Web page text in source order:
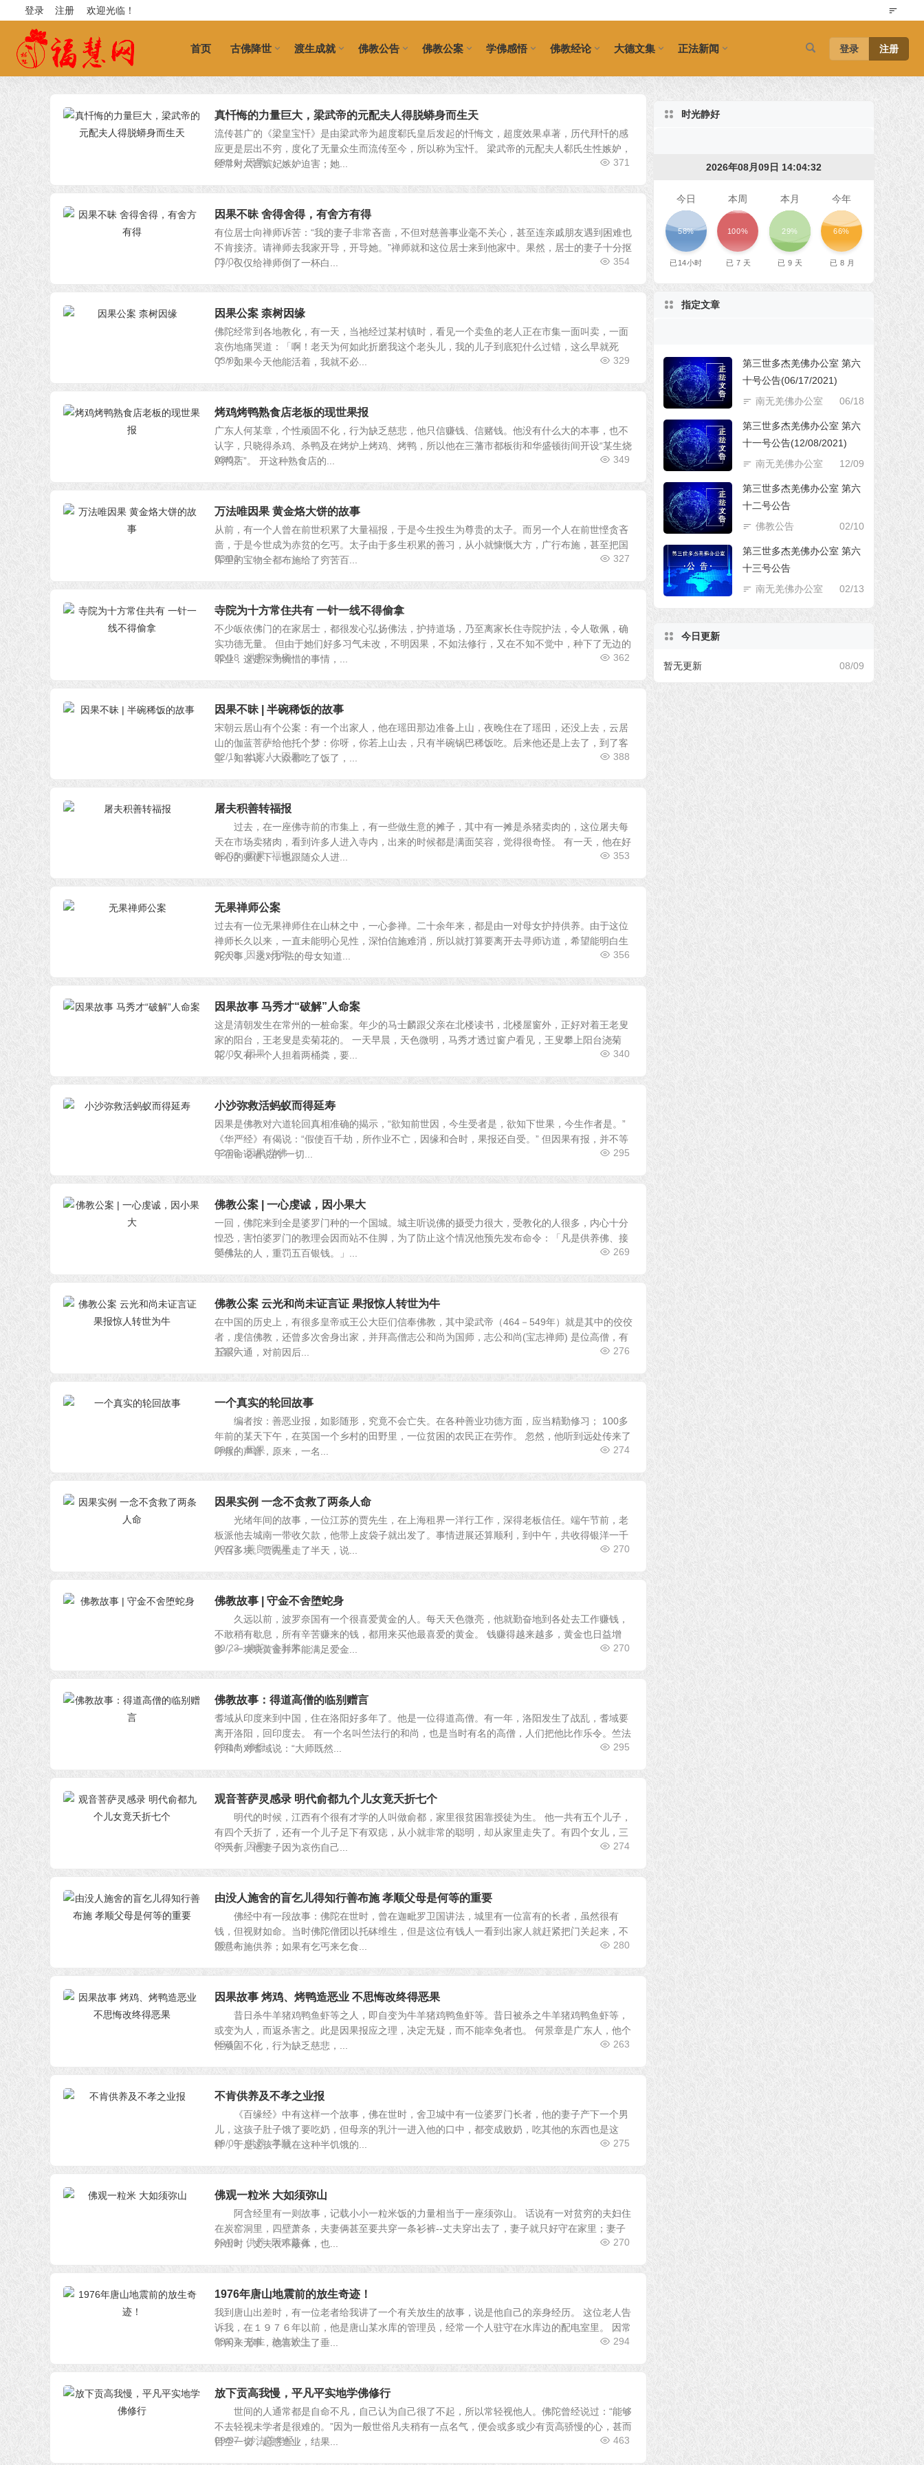
欢迎光临！
登录 注册
首页 古佛降世 渡生成就 佛教公告 佛教公案 学佛感悟 佛教经论 大德文集 正法新闻 登录 注册
真忏悔的力量巨大，梁武帝的元配夫人得脱蟒身而生天
流传甚广的《梁皇宝忏》是由梁武帝为超度郗氏皇后发起的忏悔文，超度效果卓著，历代拜忏的感
应更是层出不穷，度化了无量众生而流传至今，所以称为宝忏。 梁武帝的元配夫人郗氏生性嫉妒，
经常对六宫嫔妃嫉妒迫害；她...
08/16 371
因果
因果不昧 舍得舍得，有舍方有得
有位居士向禅师诉苦：“我的妻子非常吝啬，不但对慈善事业毫不关心，甚至连亲戚朋友遇到困难也
不肯接济。请禅师去我家开导，开导她。”禅师就和这位居士来到他家中。果然，居士的妻子十分抠
门，仅仅给禅师倒了一杯白...
03/03 354
因果公案 柰树因缘
佛陀经常到各地教化，有一天，当祂经过某村镇时，看见一个卖鱼的老人正在市集一面叫卖，一面
哀伤地痛哭道：「啊！老天为何如此折磨我这个老头儿，我的儿子到底犯什么过错，这么早就死
了？如果今天他能活着，我就不必...
03/03 329
烤鸡烤鸭熟食店老板的现世果报
广东人何某章，个性顽固不化，行为缺乏慈悲，他只信赚钱、信赌钱。他没有什么大的本事，也不
认字，只晓得杀鸡、杀鸭及在烤炉上烤鸡、烤鸭，所以他在三藩市都板街和华盛顿街间开设“某生烧
鸡鸭店”。 开这种熟食店的...
03/03 349
万法唯因果 黄金烙大饼的故事
从前，有一个人曾在前世积累了大量福报，于是今生投生为尊贵的太子。而另一个人在前世悭贪吝
啬，于是今世成为赤贫的乞丐。太子由于多生积累的善习，从小就慷慨大方，广行布施，甚至把国
库里的宝物全都布施给了穷苦百...
03/02 327
寺院为十方常住共有 一针一线不得偷拿
不少皈依佛门的在家居士，都很发心弘扬佛法，护持道场，乃至离家长住寺院护法，令人敬佩，确
实功德无量。 但由于她们好多习气未改，不明因果，不如法修行，又在不知不觉中，种下了无边的
罪业，这是深为惋惜的事情，...
02/18 362
供养 寺庙
因果不昧 | 半碗稀饭的故事
宋朝云居山有个公案：有一个出家人，他在瑶田那边准备上山，夜晚住在了瑶田，还没上去，云居
山的伽蓝菩萨给他托个梦：你呀，你若上山去，只有半碗锅巴稀饭吃。后来他还是上去了，到了客
堂，知客说：大众都吃了饭了，...
02/13 388
出家人 因果
屠夫积善转福报
过去，在一座佛寺前的市集上，有一些做生意的摊子，其中有一摊是杀猪卖肉的，这位屠夫每
天在市场卖猪肉，看到许多人进入寺内，出来的时候都是满面笑容，觉得很奇怪。 有一天，他在好
奇心的驱使下，也跟随众人进...
02/08 353
因果 福报
无果禅师公案
过去有一位无果禅师住在山林之中，一心参禅。二十余年来，都是由一对母女护持供养。由于这位
禅师长久以来，一直未能明心见性，深怕信施难消，所以就打算要离开去寻师访道，希望能明白生
死大事。 这对护法的母女知道...
02/08 356
因果 无常
因果故事 马秀才“破解”人命案
这是清朝发生在常州的一桩命案。年少的马士麟跟父亲在北楼读书，北楼屋窗外，正好对着王老叟
家的阳台，王老叟是卖菊花的。 一天早晨，天色微明，马秀才透过窗户看见，王叟攀上阳台浇菊
花，又有一个人担着两桶粪，要...
02/06 340
因果
小沙弥救活蚂蚁而得延寿
因果是佛教对六道轮回真相准确的揭示，“欲知前世因，今生受者是，欲知下世果，今生作者是。”
《华严经》有偈说：“假使百千劫，所作业不亡，因缘和合时，果报还自受。” 但因果有报，并不等
于宿命论者说的“一切...
02/05 295
因果.学佛
佛教公案 | 一心虔诚，因小果大
一回，佛陀来到全是婆罗门种的一个国城。城主听说佛的摄受力很大，受教化的人很多，内心十分
惶恐，害怕婆罗门的教理会因而站不住脚，为了防止这个情况他预先发布命令：「凡是供养佛、接
受佛法的人，重罚五百银钱。」...
01/11 269
佛教公案 云光和尚未证言证 果报惊人转世为牛
在中国的历史上，有很多皇帝或王公大臣们信奉佛教，其中梁武帝（464－549年）就是其中的佼佼
者，虔信佛教，还曾多次舍身出家，并拜高僧志公和尚为国师，志公和尚(宝志禅师) 是位高僧，有
五眼六通，对前因后...
12/26 276
一个真实的轮回故事
编者按：善恶业报，如影随形，究竟不会亡失。在各种善业功德方面，应当精勤修习； 100多
年前的某天下午，在英国一个乡村的田野里，一位贫困的农民正在劳作。 忽然，他听到远处传来了
呼救的声音，原来，一名...
09/24 274
因果
因果实例 一念不贪救了两条人命
光绪年间的故事，一位江苏的贾先生，在上海租界一洋行工作，深得老板信任。端午节前，老
板派他去城南一带收欠款，他带上皮袋子就出发了。事情进展还算顺利，到中午，共收得银洋一千
八百多块。贾先生走了半天，说...
09/23 270
善良 因果
佛教故事 | 守金不舍堕蛇身
久远以前，波罗奈国有一个很喜爱黄金的人。每天天色微亮，他就勤奋地到各处去工作赚钱，
不敢稍有歇息，所有辛苦赚来的钱，都用来买他最喜爱的黄金。 钱赚得越来越多，黄金也日益增
多，一块块黄金并不能满足爱金...
09/23 270
佛陀 舍利弗
佛教故事：得道高僧的临别赠言
耆域从印度来到中国，住在洛阳好多年了。他是一位得道高僧。有一年，洛阳发生了战乱，耆域要
离开洛阳，回印度去。 有一个名叫竺法行的和尚，也是当时有名的高僧，人们把他比作乐令。竺法
行和尚对耆域说：“大师既然...
09/14 295
修行
观音菩萨灵感录 明代俞都九个儿女竟夭折七个
明代的时候，江西有个很有才学的人叫做俞都，家里很贫困靠授徒为生。 他一共有五个儿子，
有四个夭折了，还有一个儿子足下有双痣，从小就非常的聪明，却从家里走失了。有四个女儿，三
个夭折。他妻子因为哀伤自己...
09/14 274
因果
由没人施舍的盲乞儿得知行善布施 孝顺父母是何等的重要
佛经中有一段故事：佛陀在世时，曾在迦毗罗卫国讲法，城里有一位富有的长者，虽然很有
钱，但视财如命。当时佛陀僧团以托砵维生，但是这位有钱人一看到出家人就赶紧把门关起来，不
愿意布施供养；如果有乞丐来乞食...
09/14 280
因果故事 烤鸡、烤鸭造恶业 不思悔改终得恶果
昔日杀牛羊猪鸡鸭鱼虾等之人，即自变为牛羊猪鸡鸭鱼虾等。昔日被杀之牛羊猪鸡鸭鱼虾等，
或变为人，而返杀害之。此是因果报应之理，决定无疑，而不能幸免者也。 何景章是广东人，他个
性顽固不化，行为缺乏慈悲，...
09/10 263
不肯供养及不孝之业报
《百缘经》中有这样一个故事，佛在世时，舍卫城中有一位婆罗门长者，他的妻子产下一个男
儿，这孩子肚子饿了要吃奶，但母亲的乳汁一进入他的口中，都变成败奶，吃其他的东西也是这
样，于是这孩子就在这种半饥饿的...
09/09 275
供养 孝顺
佛观一粒米 大如须弥山
阿含经里有一则故事，记载小小一粒米饭的力量相当于一座须弥山。 话说有一对贫穷的夫妇住
在炭窑洞里，四壁萧条，夫妻俩甚至要共穿一条衫裤--丈夫穿出去了，妻子就只好守在家里；妻子
外出时，丈夫衣不蔽体，也...
09/09 270
供养 阿难尊者
1976年唐山地震前的放生奇迹！
我到唐山出差时，有一位老者给我讲了一个有关放生的故事，说是他自己的亲身经历。 这位老人告
诉我，在１９７６年以前，他是唐山某水库的管理员，经常一个人驻守在水库边的配电室里。 因常
常闲来无事，他喜欢上了垂...
09/07 294
放生 放生护生
放下贡高我慢，平凡平实地学佛修行
世间的人通常都是自命不凡，自己认为自己很了不起，所以常轻视他人。佛陀曾经说过：“能够
不去轻视未学者是很难的。”因为一般世俗凡夫稍有一点名气，便会或多或少有贡高骄慢的心，甚而
目空一切，起惑造业，结果...
09/07 463
妙法莲华经
时光静好
2026年08月09日 14:04:34
今日
58%
已14小时
本周
100%
已 7 天
本月
29%
已 9 天
今年
66%
已 8 月
指定文章
第三世多杰羌佛办公室 第六
十号公告(06/17/2021)
06/18
南无羌佛办公室
第三世多杰羌佛办公室 第六
十一号公告(12/08/2021)
12/09
南无羌佛办公室
第三世多杰羌佛办公室 第六
十二号公告
02/10
佛教公告
第三世多杰羌佛办公室 第六
十三号公告
02/13
南无羌佛办公室
今日更新
08/09
暂无更新